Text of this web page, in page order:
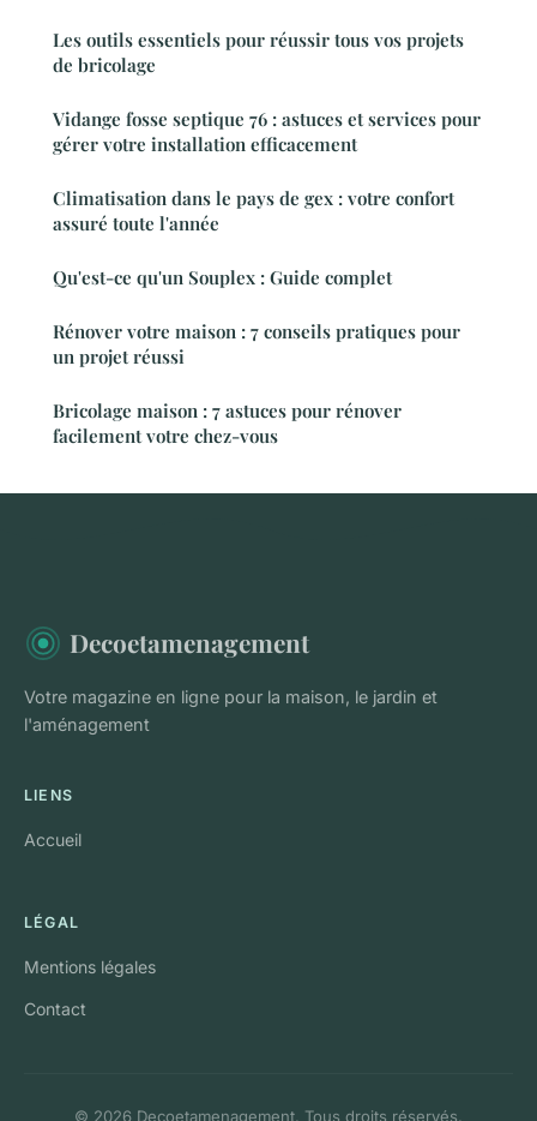
Les outils essentiels pour réussir tous vos projets
de bricolage
Vidange fosse septique 76 : astuces et services pour
gérer votre installation efficacement
Climatisation dans le pays de gex : votre confort
assuré toute l'année
Qu'est-ce qu'un Souplex : Guide complet
Rénover votre maison : 7 conseils pratiques pour
un projet réussi
Bricolage maison : 7 astuces pour rénover
facilement votre chez-vous
Decoetamenagement
Votre magazine en ligne pour la maison, le jardin et
l'aménagement
LIENS
Accueil
LÉGAL
Mentions légales
Contact
© 2026 Decoetamenagement. Tous droits réservés.